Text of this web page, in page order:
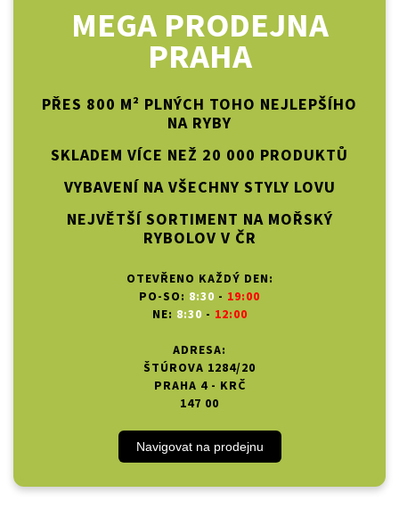
MEGA PRODEJNA
PRAHA
PŘES 800 M² PLNÝCH TOHO NEJLEPŠÍHO
NA RYBY
SKLADEM VÍCE NEŽ 20 000 PRODUKTŮ
VYBAVENÍ NA VŠECHNY STYLY LOVU
NEJVĚTŠÍ SORTIMENT NA MOŘSKÝ
RYBOLOV V ČR
OTEVŘENO KAŽDÝ DEN:
PO-SO: 8:30 - 19:00
NE: 8:30 - 12:00
ADRESA:
ŠTÚROVA 1284/20
PRAHA 4 - KRČ
147 00
Navigovat na prodejnu